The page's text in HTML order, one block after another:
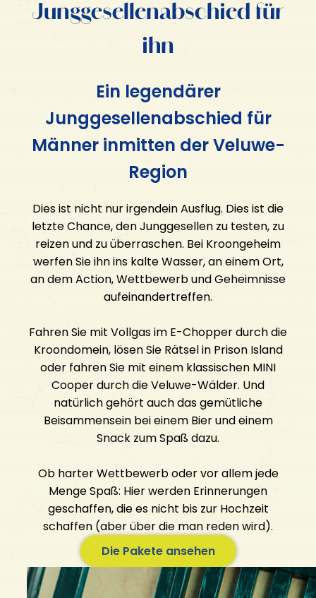
Gefängnisinsel Veluwe
Glühender Miniaturgolf
E-Hacker
MINI Cooper Tour
Eisstockschießen
FÜR WEN?
Familienausflug
Junggesellenabschied für ihn
Junggesellenabschied für sie
Ausflug der Freunde
Betriebsausflug
KONTAKT
Kontakt aufnehmen
FAQ
Offene Stellen
Junggesellenabschied für
ihn
Ein legendärer
Junggesellenabschied für
Männer inmitten der Veluwe-
Region
Dies ist nicht nur irgendein Ausflug. Dies ist die
letzte Chance, den Junggesellen zu testen, zu
reizen und zu überraschen. Bei Kroongeheim
werfen Sie ihn ins kalte Wasser, an einem Ort,
an dem Action, Wettbewerb und Geheimnisse
aufeinandertreffen.
Fahren Sie mit Vollgas im E-Chopper durch die
Kroondomein, lösen Sie Rätsel in Prison Island
oder fahren Sie mit einem klassischen MINI
Cooper durch die Veluwe-Wälder. Und
natürlich gehört auch das gemütliche
Beisammensein bei einem Bier und einem
Snack zum Spaß dazu.
Ob harter Wettbewerb oder vor allem jede
Menge Spaß: Hier werden Erinnerungen
geschaffen, die es nicht bis zur Hochzeit
schaffen (aber über die man reden wird).
Die Pakete ansehen